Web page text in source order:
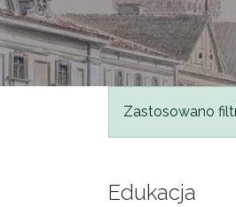
Komunikat
Zastosowano
Edukacja